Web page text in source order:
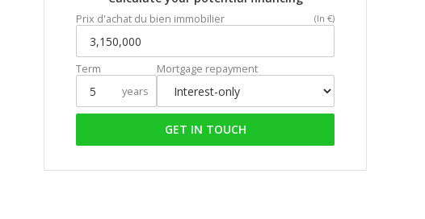
Prix d'achat du bien immobilier (In €)
Term
years
Mortgage repayment
GET IN TOUCH